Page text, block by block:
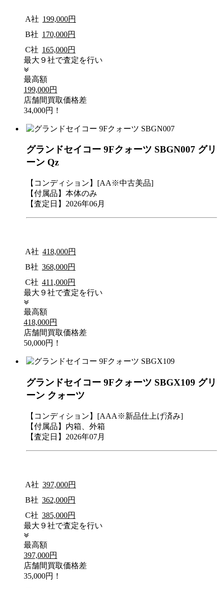
A社 199,000円
B社 170,000円
C社 165,000円
最大９社で査定を行い
最高額
199,000円
店舗間買取価格差
34,000円！
グランドセイコー 9Fクォーツ SBGN007 グリ
ーン Qz
【コンディション】[AA※中古美品]
【付属品】本体のみ
【査定日】2026年06月
A社 418,000円
B社 368,000円
C社 411,000円
最大９社で査定を行い
最高額
418,000円
店舗間買取価格差
50,000円！
グランドセイコー 9Fクォーツ SBGX109 グリ
ーン クォーツ
【コンディション】[AAA※新品仕上げ済み]
【付属品】内箱、外箱
【査定日】2026年07月
A社 397,000円
B社 362,000円
C社 385,000円
最大９社で査定を行い
最高額
397,000円
店舗間買取価格差
35,000円！